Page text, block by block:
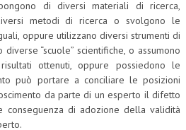
di diversi materiali di ricerca,
metodi di ricerca o svolgono le
oppure utilizzano diversi strumenti di
“scuole” scientifiche, o assumono
ottenuti, oppure possiedono le
può portare a conciliare le posizioni
da parte di un esperto il difetto
conseguenza di adozione della validità